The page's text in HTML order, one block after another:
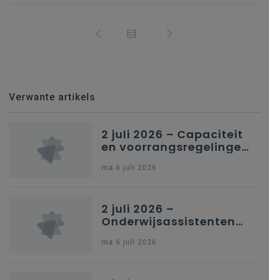
Verwante artikels
2 juli 2026 – Capaciteit
en voorrangsregelingen
secundair onderwijs in
ma 6 juli 2026
2 juli 2026 –
Onderwijsassistenten
kleuteronderwijs
ma 6 juli 2026